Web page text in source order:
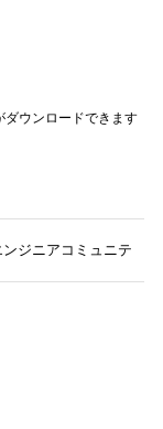
ダウンロードできます
ンジニアコミュニティ